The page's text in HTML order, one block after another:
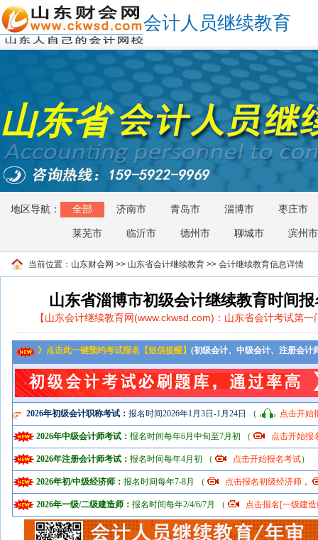
会计人员继续教育
山东省
地区导航： 全部 济南市 青岛市 淄博市 枣庄市
莱芜市 临沂市 德州市 聊城市 滨州市
当前位置： 山东财会网 >> 山东省会计继续教育 >> 会计继续教育信息详情
山东省淄博市初级会计继续教育时间
【山东会计继续教育网(www.ckwsd.com)：山东省会计考试第一
》点击此一键预约考试报名【短信提醒】(初级会计、中级会计、注册会
2026年初级会计职称考试：报名时间2026年1月3日-1月24日 （ 点击开始
2026年中级会计师考试：报名时间每年6月中旬至7月初 （ 点击开始报
2026年注册会计师考试：报名时间每年4月初 （ 点击开始报名考试）
2026年初/中级经济师：报名时间每年7-8月 （ 点击报名初级经济师 ，
2026年一级/二级建造师：报名时间每年2/4/6/7月 （ 点击报名[一级建